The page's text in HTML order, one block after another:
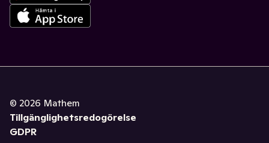
© 2026 Mathem
Tillgänglighetsredogörelse
GDPR